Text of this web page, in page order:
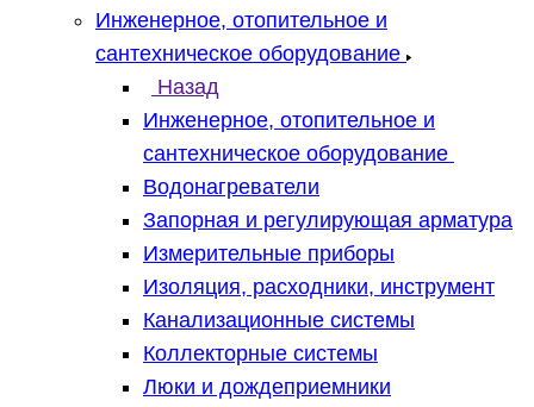
Инженерное, отопительное и
сантехническое оборудование
Назад
Инженерное, отопительное и
сантехническое оборудование
Водонагреватели
Запорная и регулирующая арматура
Измерительные приборы
Изоляция, расходники, инструмент
Канализационные системы
Коллекторные системы
Люки и дождеприемники